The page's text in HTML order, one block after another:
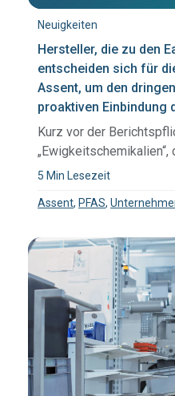
Neuigkeiten
Hersteller, die zu den
entscheiden sich für
Assent, um den
proaktiven Einbindung
Kurz vor der
„Ewigkeitschemikalien“,
5 Min Lesezeit
Assent, PFAS,